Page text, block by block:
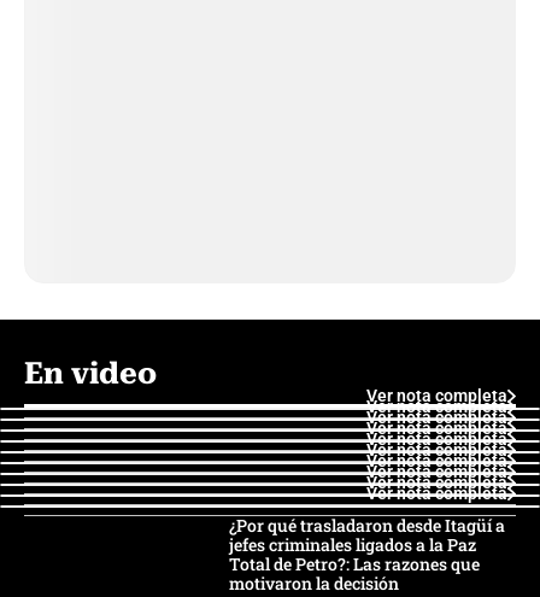
En video
Ver nota completa
Ver nota completa
Ver nota completa
Ver nota completa
Ver nota completa
Ver nota completa
Ver nota completa
Ver nota completa
Ver nota completa
Ver nota completa
¿Por qué trasladaron desde Itagüí a
jefes criminales ligados a la Paz
Total de Petro?: Las razones que
motivaron la decisión